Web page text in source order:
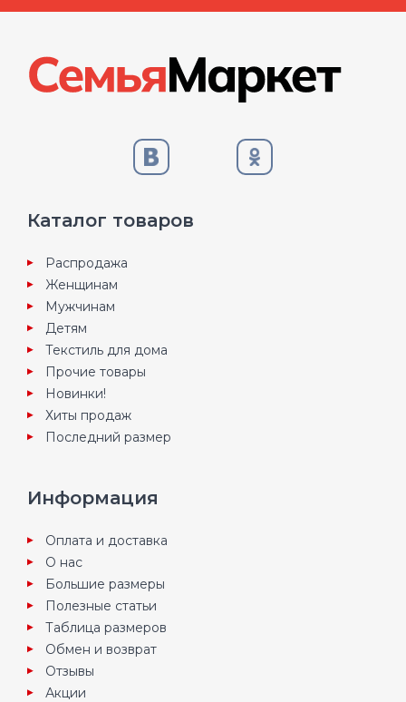
Каталог товаров
Распродажа
Женщинам
Мужчинам
Детям
Текстиль для дома
Прочие товары
Новинки!
Хиты продаж
Последний размер
Информация
Оплата и доставка
О нас
Большие размеры
Полезные статьи
Таблица размеров
Обмен и возврат
Отзывы
Акции